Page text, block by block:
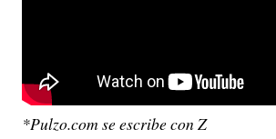
*Pulzo.com se escribe con Z